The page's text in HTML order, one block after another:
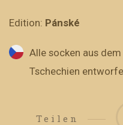
Edition: Pánské
Alle socken aus
Tschechien
Teilen